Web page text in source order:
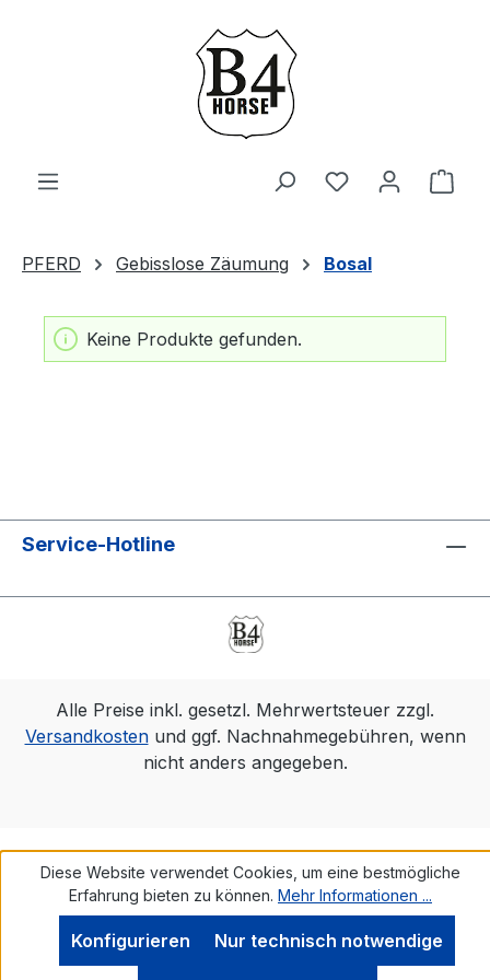
Zum Hauptinhalt springen
Du hast 0
PFERD Gebisslose Zäumung Bosal
Keine Produkte gefunden.
Service-Hotline
Alle Preise inkl. gesetzl. Mehrwertsteuer zzgl.
Versandkostenund ggf. Nachnahmegebühren, wenn
nicht anders angegeben.
Diese Website verwendet Cookies, um eine bestmögliche
Erfahrung bieten zu können. Mehr Informationen ...
Nur technisch notwendige
Konfigurieren